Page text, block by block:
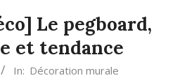
Le pegboard,
et tendance
In: Décoration murale